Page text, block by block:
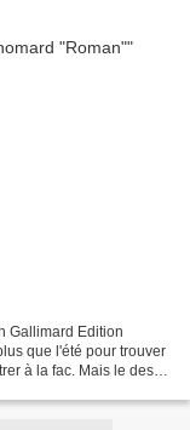
Gallimard Edition
que l'été pour trouver
à la fac. Mais le destin